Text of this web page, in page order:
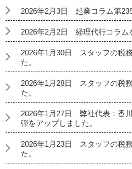
2026年2月3日 起業コラム第
2026年2月2日 経理代行コラム
2026年1月30日 スタッフの税
た。
2026年1月28日 スタッフの税
た。
2026年1月27日 弊社代表：香
弾をアップしました。
2026年1月23日 スタッフの税
た。